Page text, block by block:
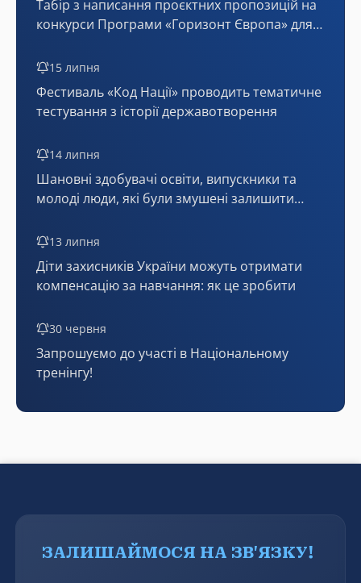
Табір з написання проєктних пропозицій на
конкурси Програми «Горизонт Європа» для
15 липня
Фестиваль «Код Нації» проводить тематичне
тестування з історії державотворення
14 липня
Шановні здобувачі освіти, випускники та
молоді люди, які були змушені залишити
статус внутрішньо переміщених осіб!
13 липня
Діти захисників України можуть отримати
компенсацію за навчання: як це зробити
30 червня
Запрошуємо до участі в Національному
тренінгу!
ЗАЛИШАЙМОСЯ НА ЗВ'ЯЗКУ!